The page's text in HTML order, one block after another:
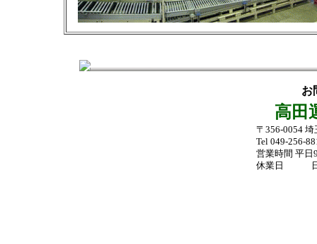
お
高田
〒356-0054 埼
Tel 049-256-
営業時間 平日9
休業日